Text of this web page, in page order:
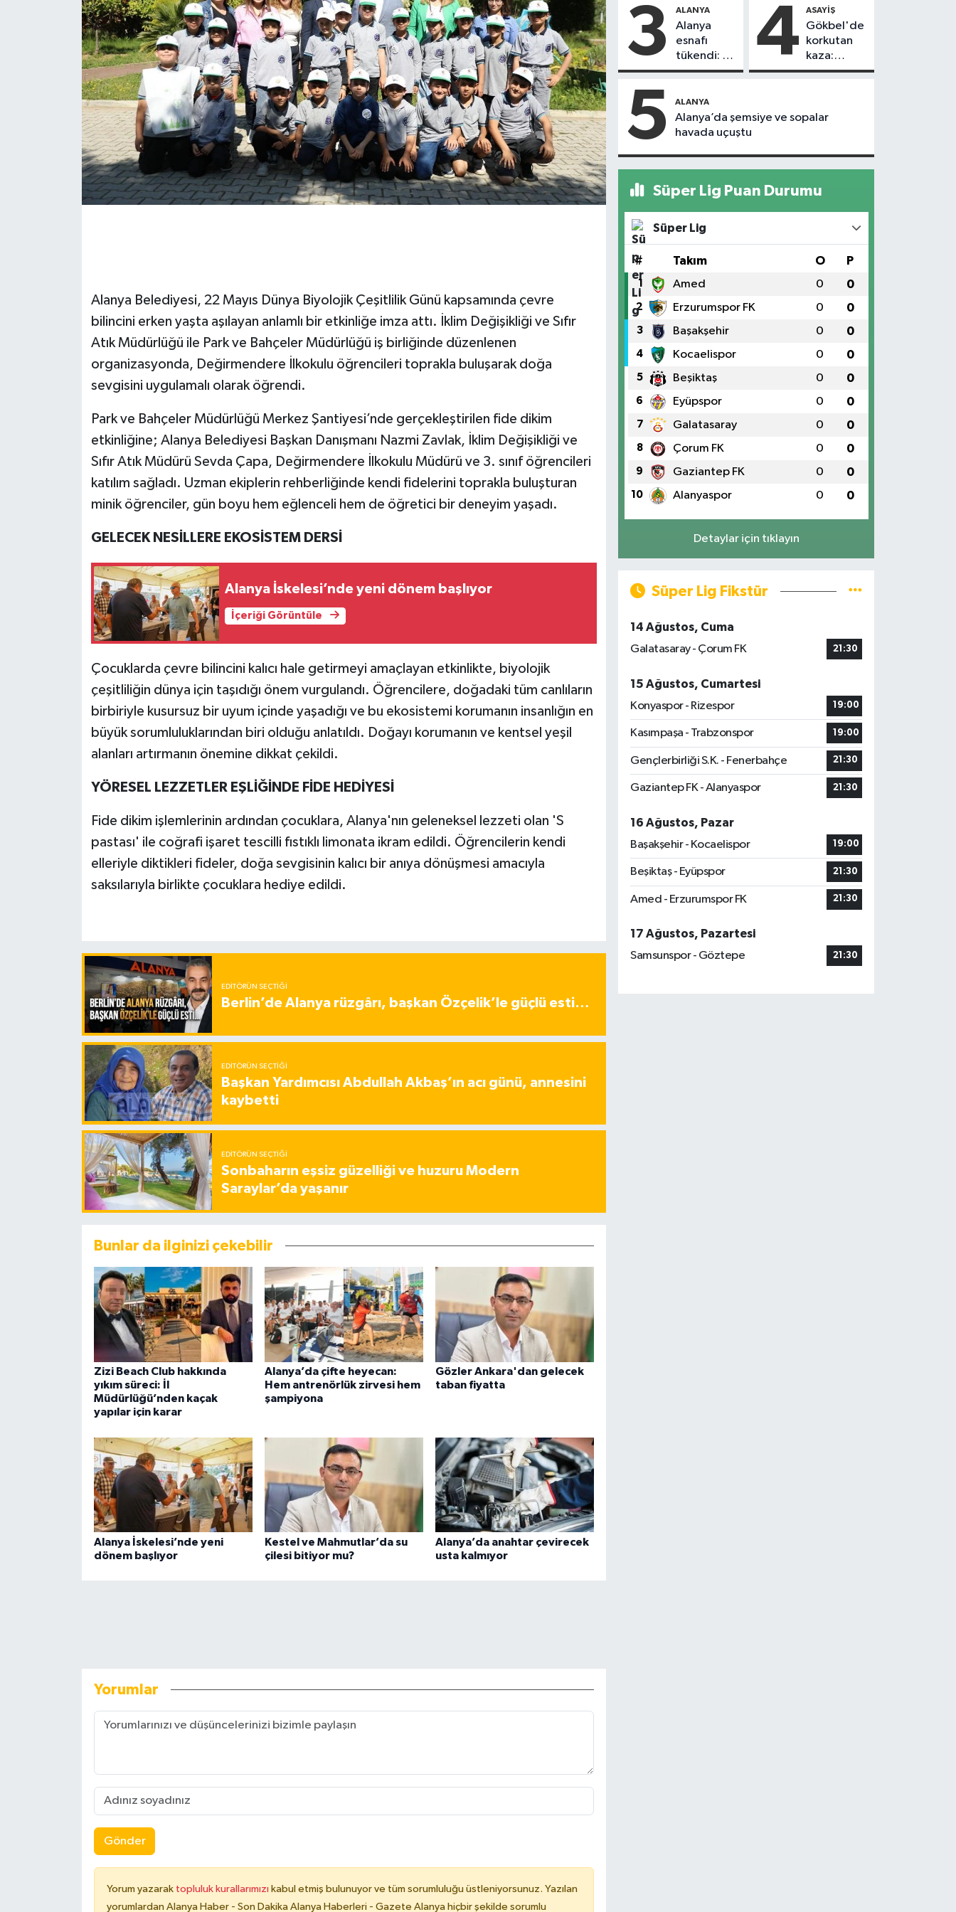
Alanya Belediyesi, 22 Mayıs Dünya Biyolojik Çeşitlilik Günü kapsamında çevre
bilincini erken yaşta aşılayan anlamlı bir etkinliğe imza attı. İklim Değişikliği ve Sıfır
Atık Müdürlüğü ile Park ve Bahçeler Müdürlüğü iş birliğinde düzenlenen
organizasyonda, Değirmendere İlkokulu öğrencileri toprakla buluşarak doğa
sevgisini uygulamalı olarak öğrendi.
Park ve Bahçeler Müdürlüğü Merkez Şantiyesi’nde gerçekleştirilen fide dikim
etkinliğine; Alanya Belediyesi Başkan Danışmanı Nazmi Zavlak, İklim Değişikliği ve
Sıfır Atık Müdürü Sevda Çapa, Değirmendere İlkokulu Müdürü ve 3. sınıf öğrencileri
katılım sağladı. Uzman ekiplerin rehberliğinde kendi fidelerini toprakla buluşturan
minik öğrenciler, gün boyu hem eğlenceli hem de öğretici bir deneyim yaşadı.
GELECEK NESİLLERE EKOSİSTEM DERSİ
Alanya İskelesi’nde yeni dönem başlıyor
İçeriği Görüntüle
Çocuklarda çevre bilincini kalıcı hale getirmeyi amaçlayan etkinlikte, biyolojik
çeşitliliğin dünya için taşıdığı önem vurgulandı. Öğrencilere, doğadaki tüm canlıların
birbiriyle kusursuz bir uyum içinde yaşadığı ve bu ekosistemi korumanın insanlığın en
büyük sorumluluklarından biri olduğu anlatıldı. Doğayı korumanın ve kentsel yeşil
alanları artırmanın önemine dikkat çekildi.
YÖRESEL LEZZETLER EŞLİĞİNDE FİDE HEDİYESİ
Fide dikim işlemlerinin ardından çocuklara, Alanya'nın geleneksel lezzeti olan 'S
pastası' ile coğrafi işaret tescilli fıstıklı limonata ikram edildi. Öğrencilerin kendi
elleriyle diktikleri fideler, doğa sevgisinin kalıcı bir anıya dönüşmesi amacıyla
saksılarıyla birlikte çocuklara hediye edildi.
EDITÖRÜN SEÇTIĞI
Berlin’de Alanya rüzgârı, başkan Özçelik’le güçlü esti…
EDITÖRÜN SEÇTIĞI
Başkan Yardımcısı Abdullah Akbaş’ın acı günü, annesini
kaybetti
EDITÖRÜN SEÇTIĞI
Sonbaharın eşsiz güzelliği ve huzuru Modern
Saraylar’da yaşanır
Bunlar da ilginizi çekebilir
Zizi Beach Club hakkında
yıkım süreci: İl
Müdürlüğü’nden kaçak
yapılar için karar
Alanya’da çifte heyecan:
Hem antrenörlük zirvesi hem
şampiyona
Gözler Ankara'dan gelecek
taban fiyatta
Alanya İskelesi’nde yeni
dönem başlıyor
Kestel ve Mahmutlar’da su
çilesi bitiyor mu?
Alanya’da anahtar çevirecek
usta kalmıyor
Yorumlar
Gönder
Yorum yazarak topluluk kurallarımızı kabul etmiş bulunuyor ve tüm sorumluluğu üstleniyorsunuz. Yazılan
yorumlardan Alanya Haber - Son Dakika Alanya Haberleri - Gazete Alanya hiçbir şekilde sorumlu
3 ALANYA
Alanya
esnafı
tükendi: 1
ayda 150
kapandı
4 ASAYIŞ
Gökbel'de
korkutan
kaza:
Başkanın
çarptı
5 ALANYA
Alanya’da şemsiye ve sopalar
havada uçuştu
Süper Lig Puan Durumu
Süper Lig
# Takım O P
1 Amed 0 0
2 Erzurumspor FK 0 0
3 Başakşehir 0 0
4 Kocaelispor 0 0
5 Beşiktaş 0 0
6 Eyüpspor 0 0
7 Galatasaray 0 0
8 Çorum FK 0 0
9 Gaziantep FK 0 0
10 Alanyaspor 0 0
Detaylar için tıklayın
Süper Lig Fikstür
14 Ağustos, Cuma
Galatasaray - Çorum FK
21:30
15 Ağustos, Cumartesi
Konyaspor - Rizespor
19:00
Kasımpaşa - Trabzonspor 19:00
Gençlerbirliği S.K. - Fenerbahçe 21:30
Gaziantep FK - Alanyaspor 21:30
16 Ağustos, Pazar
Başakşehir - Kocaelispor
19:00
Beşiktaş - Eyüpspor 21:30
Amed - Erzurumspor FK 21:30
17 Ağustos, Pazartesi
Samsunspor - Göztepe
21:30